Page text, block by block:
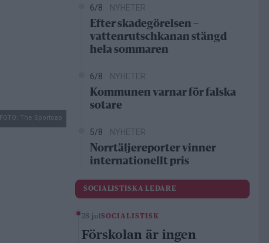
FOTO: The Sportcap
6/8 NYHETER
Efter skadegörelsen –
vattenrutschkanan stängd
hela sommaren
6/8 NYHETER
Kommunen varnar för falska
sotare
5/8 NYHETER
Norrtäljereporter vinner
internationellt pris
SOCIALISTISKA LEDARE
28 julSOCIALISTISK
Förskolan är ingen